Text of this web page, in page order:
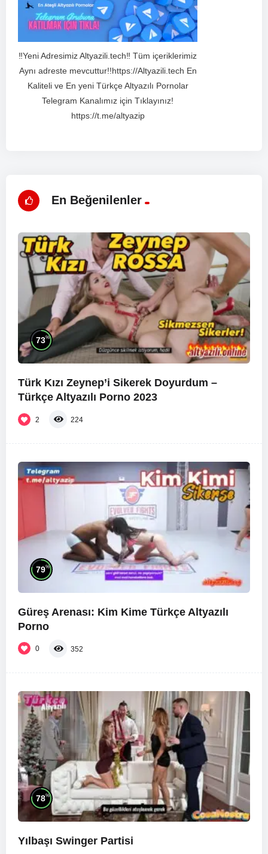
‼️Yeni Adresimiz Altyazili.tech‼️ Tüm içeriklerimiz
Aynı adreste mevcuttur!!https://Altyazili.tech En
Kaliteli ve En yeni Türkçe Altyazılı Pornolar
Telegram Kanalımız için Tıklayınız!
https://t.me/altyazip
En Beğenilenler
73%
Türk Kızı Zeynep’i Sikerek Doyurdum –
Türkçe Altyazılı Porno 2023
2 224
79%
Güreş Arenası: Kim Kime Türkçe Altyazılı
Porno
0 352
78%
Yılbaşı Swinger Partisi